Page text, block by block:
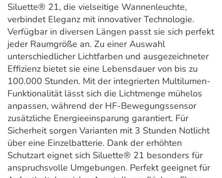
Siluette® 21, die vielseitige Wannenleuchte,
verbindet Eleganz mit innovativer Technologie.
Verfügbar in diversen Längen passt sie sich perfekt
jeder Raumgröße an. Zu einer Auswahl
unterschiedlicher Lichtfarben und ausgezeichneter
Effizienz bietet sie eine Lebensdauer von bis zu
100.000 Stunden. Mit der integrierten Multilumen-
Funktionalität lässt sich die Lichtmenge mühelos
anpassen, während der HF-Bewegungssensor
zusätzliche Energieeinsparung garantiert. Für
Sicherheit sorgen Varianten mit 3 Stunden Notlicht
über eine Einzelbatterie. Dank der erhöhten
Schutzart eignet sich Siluette® 21 besonders für
anspruchsvolle Umgebungen. Perfekt geeignet für